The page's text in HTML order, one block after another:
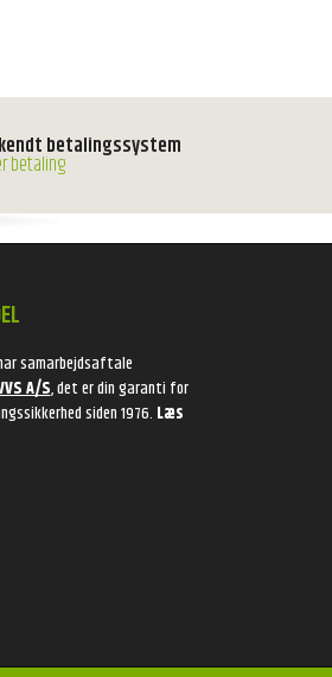
betalingssystem
betaling
samarbejdsaftale
A/S, det er din garanti for
siden 1976. Læs